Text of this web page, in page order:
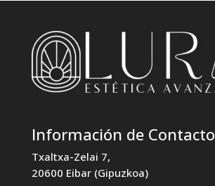
Información de Contacto
Txaltxa-Zelai 7,
20600 Eibar (Gipuzkoa)